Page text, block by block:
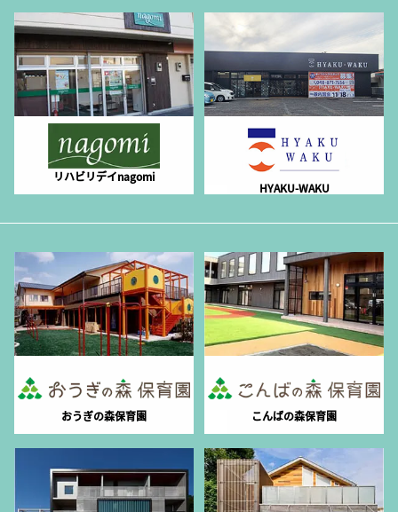
リハビリデイnagomi
HYAKU-WAKU
おうぎの森保育園 こんばの森保育園